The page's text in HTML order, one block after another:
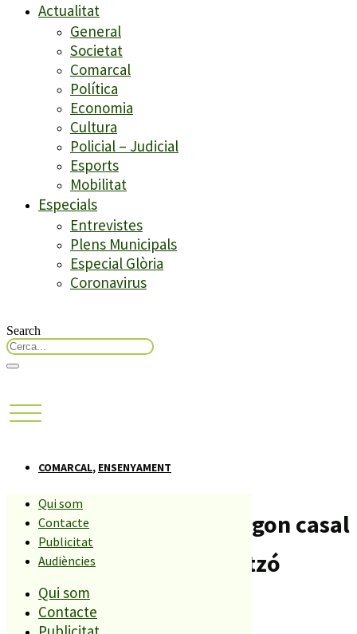
Actualitat
General
Societat
Comarcal
Política
Economia
Cultura
Policial – Judicial
Esports
Mobilitat
Especials
Entrevistes
Plens Municipals
Especial Glòria
Coronavirus
Search
Qui som
Contacte
Publicitat
Audiències
Qui som
Contacte
COMARCAL, ENSENYAMENT
Comença a Calella el segon casal
d’estiu de l’escola Horitzó
Compartiu aquesta història